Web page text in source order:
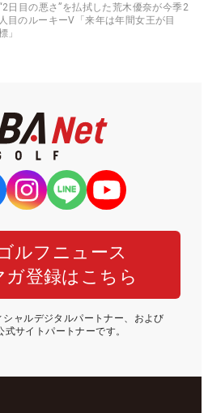
“2日目の悪さ”を払拭した荒木優奈が今季2
人目のルーキーV「来年は年間女王が目
」
ルフニュース
ガ登録はこちら
ャルデジタルパートナー、および
式サイトパートナーです。